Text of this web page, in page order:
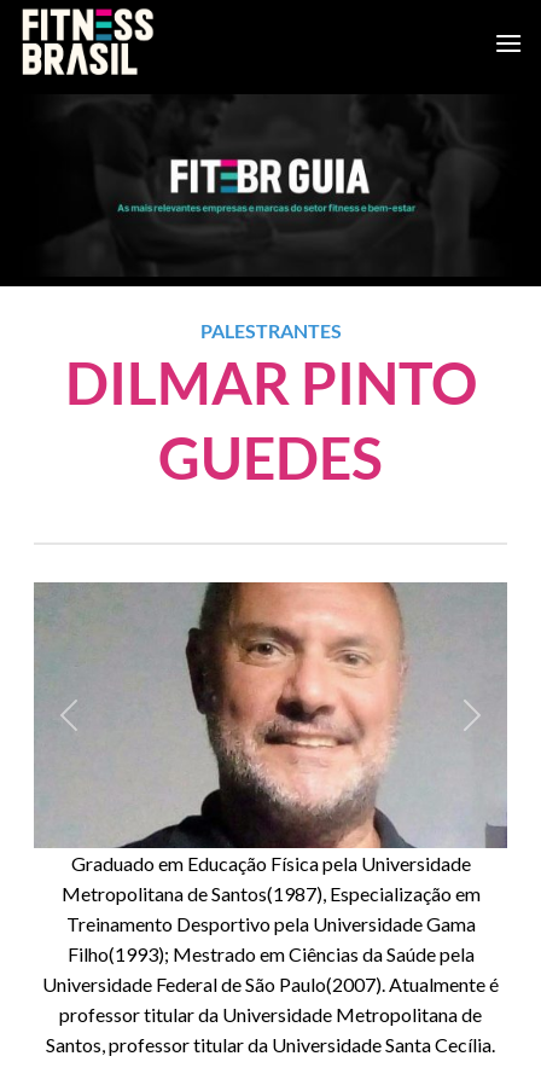
Skip
content
PALESTRANTES
DILMAR PINTO
GUEDES
Anterior Próximo
Graduado em Educação Física pela Universidade
Metropolitana de Santos(1987), Especialização em
Treinamento Desportivo pela Universidade Gama
Filho(1993); Mestrado em Ciências da Saúde pela
Universidade Federal de São Paulo(2007). Atualmente é
professor titular da Universidade Metropolitana de
Santos, professor titular da Universidade Santa Cecília.